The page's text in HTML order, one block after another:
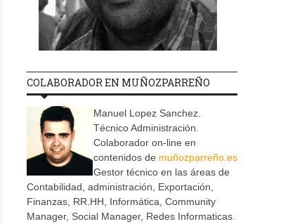
COLABORADOR EN MUÑOZPARREÑO
Manuel Lopez Sanchez.
Técnico Administración.
Colaborador on-line en
contenidos de muñozparreño.es
Gestor técnico en las áreas de
Contabilidad, administración, Exportación,
Finanzas, RR.HH, Informática, Community
Manager, Social Manager, Redes Informaticas.